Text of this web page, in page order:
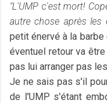
"L'UMP c'est mort!
autre chose après les
petit énervé à la
éventuel retour va
pas lui arranger pas
Je ne sais pas s'il
de l'UMP s'étant